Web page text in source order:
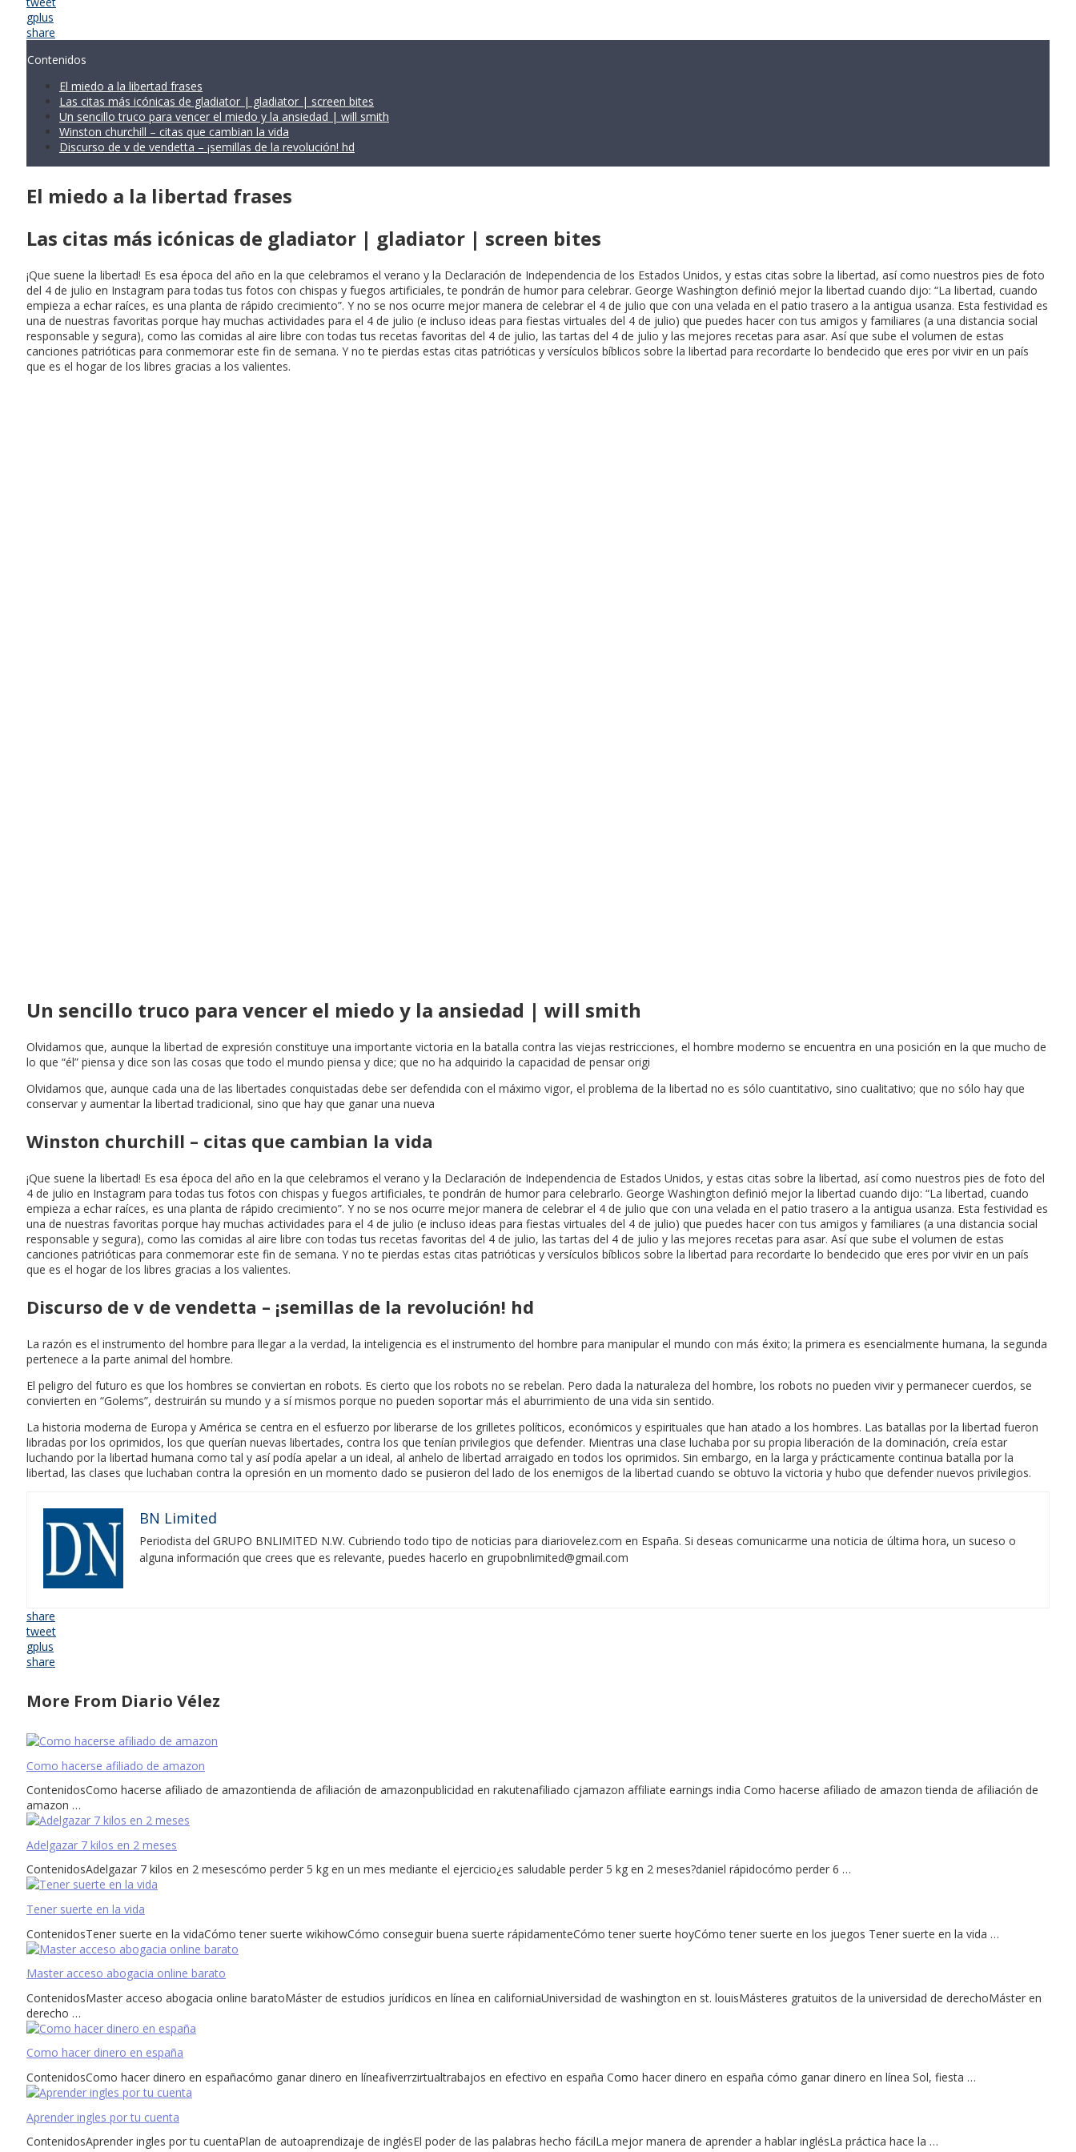
gplus
share
Contenidos
El miedo a la libertad frases
Las citas más icónicas de gladiator | gladiator | screen bites
Un sencillo truco para vencer el miedo y la ansiedad | will smith
Winston churchill – citas que cambian la vida
Discurso de v de vendetta – ¡semillas de la revolución! hd
El miedo a la libertad frases
Las citas más icónicas de gladiator | gladiator | screen bites
¡Que suene la libertad! Es esa época del año en la que celebramos el verano y la Declaración de Independencia de los Estados Unidos, y estas citas sobre la libertad, así como nuestros pies de foto
del 4 de julio en Instagram para todas tus fotos con chispas y fuegos artificiales, te pondrán de humor para celebrar. George Washington definió mejor la libertad cuando dijo: “La libertad, cuando
empieza a echar raíces, es una planta de rápido crecimiento”. Y no se nos ocurre mejor manera de celebrar el 4 de julio que con una velada en el patio trasero a la antigua usanza. Esta festividad es
una de nuestras favoritas porque hay muchas actividades para el 4 de julio (e incluso ideas para fiestas virtuales del 4 de julio) que puedes hacer con tus amigos y familiares (a una distancia social
responsable y segura), como las comidas al aire libre con todas tus recetas favoritas del 4 de julio, las tartas del 4 de julio y las mejores recetas para asar. Así que sube el volumen de estas
canciones patrióticas para conmemorar este fin de semana. Y no te pierdas estas citas patrióticas y versículos bíblicos sobre la libertad para recordarte lo bendecido que eres por vivir en un país
que es el hogar de los libres gracias a los valientes.
Un sencillo truco para vencer el miedo y la ansiedad | will smith
Olvidamos que, aunque la libertad de expresión constituye una importante victoria en la batalla contra las viejas restricciones, el hombre moderno se encuentra en una posición en la que mucho de
lo que “él” piensa y dice son las cosas que todo el mundo piensa y dice; que no ha adquirido la capacidad de pensar origi
Olvidamos que, aunque cada una de las libertades conquistadas debe ser defendida con el máximo vigor, el problema de la libertad no es sólo cuantitativo, sino cualitativo; que no sólo hay que
conservar y aumentar la libertad tradicional, sino que hay que ganar una nueva
Winston churchill – citas que cambian la vida
¡Que suene la libertad! Es esa época del año en la que celebramos el verano y la Declaración de Independencia de Estados Unidos, y estas citas sobre la libertad, así como nuestros pies de foto del
4 de julio en Instagram para todas tus fotos con chispas y fuegos artificiales, te pondrán de humor para celebrarlo. George Washington definió mejor la libertad cuando dijo: “La libertad, cuando
empieza a echar raíces, es una planta de rápido crecimiento”. Y no se nos ocurre mejor manera de celebrar el 4 de julio que con una velada en el patio trasero a la antigua usanza. Esta festividad es
una de nuestras favoritas porque hay muchas actividades para el 4 de julio (e incluso ideas para fiestas virtuales del 4 de julio) que puedes hacer con tus amigos y familiares (a una distancia social
responsable y segura), como las comidas al aire libre con todas tus recetas favoritas del 4 de julio, las tartas del 4 de julio y las mejores recetas para asar. Así que sube el volumen de estas
canciones patrióticas para conmemorar este fin de semana. Y no te pierdas estas citas patrióticas y versículos bíblicos sobre la libertad para recordarte lo bendecido que eres por vivir en un país
que es el hogar de los libres gracias a los valientes.
Discurso de v de vendetta – ¡semillas de la revolución! hd
La razón es el instrumento del hombre para llegar a la verdad, la inteligencia es el instrumento del hombre para manipular el mundo con más éxito; la primera es esencialmente humana, la segunda
pertenece a la parte animal del hombre.
El peligro del futuro es que los hombres se conviertan en robots. Es cierto que los robots no se rebelan. Pero dada la naturaleza del hombre, los robots no pueden vivir y permanecer cuerdos, se
convierten en “Golems”, destruirán su mundo y a sí mismos porque no pueden soportar más el aburrimiento de una vida sin sentido.
La historia moderna de Europa y América se centra en el esfuerzo por liberarse de los grilletes políticos, económicos y espirituales que han atado a los hombres. Las batallas por la libertad fueron
libradas por los oprimidos, los que querían nuevas libertades, contra los que tenían privilegios que defender. Mientras una clase luchaba por su propia liberación de la dominación, creía estar
luchando por la libertad humana como tal y así podía apelar a un ideal, al anhelo de libertad arraigado en todos los oprimidos. Sin embargo, en la larga y prácticamente continua batalla por la
libertad, las clases que luchaban contra la opresión en un momento dado se pusieron del lado de los enemigos de la libertad cuando se obtuvo la victoria y hubo que defender nuevos privilegios.
BN Limited
Periodista del GRUPO BNLIMITED N.W. Cubriendo todo tipo de noticias para diariovelez.com en España. Si deseas comunicarme una noticia de última hora, un suceso o
alguna información que crees que es relevante, puedes hacerlo en grupobnlimited@gmail.com
share
tweet
gplus
share
More From Diario Vélez
Como hacerse afiliado de amazon
ContenidosComo hacerse afiliado de amazontienda de afiliación de amazonpublicidad en rakutenafiliado cjamazon affiliate earnings india Como hacerse afiliado de amazon tienda de afiliación de
amazon …
Adelgazar 7 kilos en 2 meses
ContenidosAdelgazar 7 kilos en 2 mesescómo perder 5 kg en un mes mediante el ejercicio¿es saludable perder 5 kg en 2 meses?daniel rápidocómo perder 6 …
Tener suerte en la vida
ContenidosTener suerte en la vidaCómo tener suerte wikihowCómo conseguir buena suerte rápidamenteCómo tener suerte hoyCómo tener suerte en los juegos Tener suerte en la vida …
Master acceso abogacia online barato
ContenidosMaster acceso abogacia online baratoMáster de estudios jurídicos en línea en californiaUniversidad de washington en st. louisMásteres gratuitos de la universidad de derechoMáster en
derecho …
Como hacer dinero en españa
ContenidosComo hacer dinero en españacómo ganar dinero en líneafiverrzirtualtrabajos en efectivo en españa Como hacer dinero en españa cómo ganar dinero en línea Sol, fiesta …
Aprender ingles por tu cuenta
ContenidosAprender ingles por tu cuentaPlan de autoaprendizaje de inglésEl poder de las palabras hecho fácilLa mejor manera de aprender a hablar inglésLa práctica hace la …